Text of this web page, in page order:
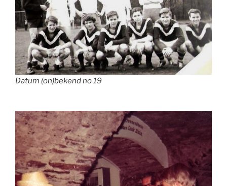
Datum (on)bekend no 19